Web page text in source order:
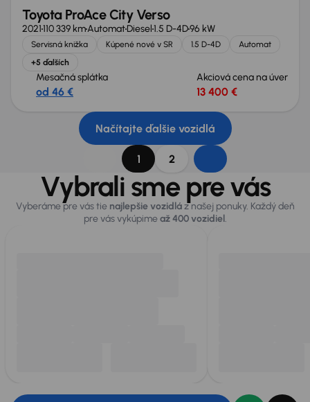
Toyota ProAce City Verso
2021110 339 kmAutomatDiesel1.5 D-4D96 kW
Servisná knižka Kúpené nové v SR 1.5 D-4D
Automat
+5 ďalších
Mesačná splátka
od 46 €
Akciová cena na úver
13 400 €
Načítajte ďalšie vozidlá
1 2
Vybrali sme pre vás
Vyberáme pre vás tie najlepšie vozidláz našej ponuky. Každý deň
pre vás vykúpimeaž 400 vozidiel.